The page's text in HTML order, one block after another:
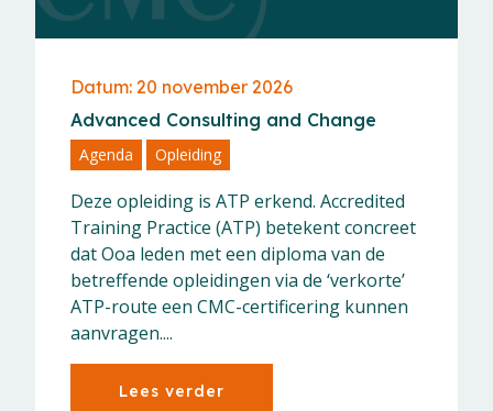
Datum: 20 november 2026
Advanced Consulting and Change
Agenda Opleiding
Deze opleiding is ATP erkend. Accredited
Training Practice (ATP) betekent concreet
dat Ooa leden met een diploma van de
betreffende opleidingen via de ‘verkorte’
ATP-route een CMC-certificering kunnen
aanvragen....
Lees verder